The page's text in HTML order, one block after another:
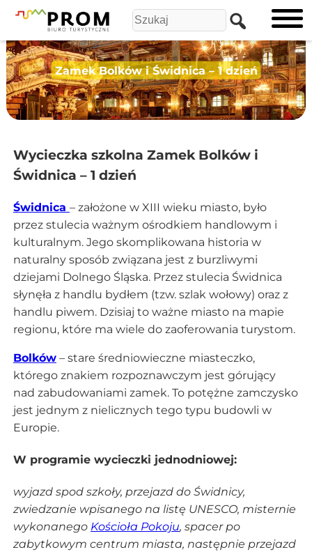
Zamek Bolków i Świdnica – 1 dzień
Wycieczka szkolna Zamek Bolków i
Świdnica – 1 dzień
Świdnica – założone w XIII wieku miasto, było
przez stulecia ważnym ośrodkiem handlowym i
kulturalnym. Jego skomplikowana historia w
naturalny sposób związana jest z burzliwymi
dziejami Dolnego Śląska. Przez stulecia Świdnica
słynęła z handlu bydłem (tzw. szlak wołowy) oraz z
handlu piwem. Dzisiaj to ważne miasto na mapie
regionu, które ma wiele do zaoferowania turystom.
Bolków– stare średniowieczne miasteczko,
którego znakiem rozpoznawczym jest górujący
nad zabudowaniami zamek. To potężne zamczysko
jest jednym z nielicznych tego typu budowli w
Europie.
W programie wycieczki jednodniowej:
wyjazd spod szkoły, przejazd do Świdnicy,
zwiedzanie wpisanego na listę UNESCO, misternie
wykonanego Kościoła Pokoju, spacer po
zabytkowym centrum miasta, następnie przejazd